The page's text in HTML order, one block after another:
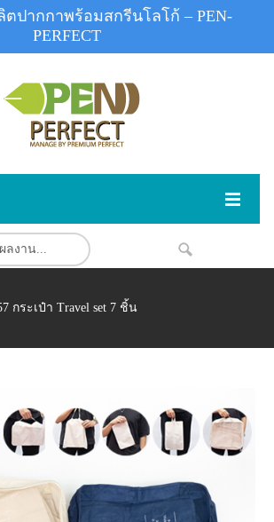
NEW
กระเป๋า Travel set 7 ชิ้น
ตปากกาพร้อมสกรีนโลโก้ – PEN-
PERFECT